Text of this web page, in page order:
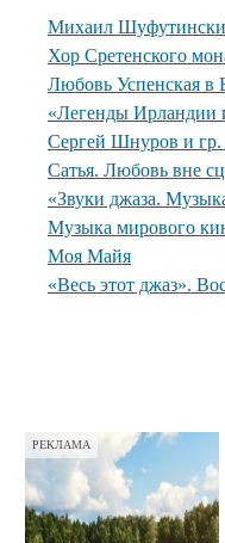
Михаил
Хор Сретенского
Любовь Успенская в
«Легенды Ирландии
Сергей Шнуров и гр.
Сатья. Любовь вне
«Звуки джаза.
Музыка мирового
Моя Майя
«Весь этот джаз».
РЕКЛАМА